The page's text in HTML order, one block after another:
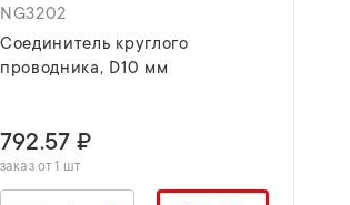
NG3202
Соединитель круглого
проводника, D10 мм
792.57 ₽
заказ от 1 шт